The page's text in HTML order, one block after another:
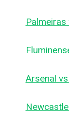
Palmeiras
Arsenal